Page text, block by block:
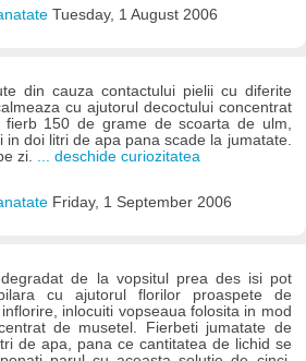
Tuesday, 1 August 2006
din cauza contactului pielii cu diferite
cu ajutorul decoctului concentrat
150 de grame de scoarta de ulm,
doi litri de apa pana scade la jumatate.
zi.
... deschide curiozitatea
Friday, 1 September 2006
de la vopsitul prea des isi pot
cu ajutorul florilor proaspete de
inlocuiti vopseaua folosita in mod
de musetel. Fierbeti jumatate de
de apa, pana ce cantitatea de lichid se